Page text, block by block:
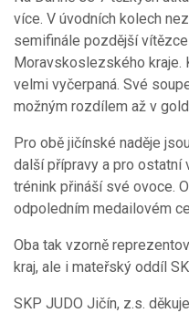
více. V úvodních kolech
semifinále pozdější
Moravskoslezského kraje.
velmi vyčerpaná. Své
možným rozdílem až v
Pro obě jičínské naděje
další přípravy a pro
trénink přináší své ovoce.
odpoledním medailovém
Oba tak vzorně
kraj, ale i mateřský oddíl
SKP JUDO Jičín, z.s.